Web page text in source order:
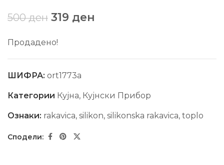
500ден 319 ден
Продадено!
ШИФРА: ort1773a
Категории Кујна, Кујнски Прибор
Ознаки: rakavica, silikon, silikonska rakavica, toplo